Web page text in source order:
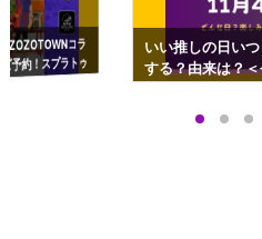
コラ
予約！スプラトゥ
ップも渋谷Hz
いい推しの日い
する？由来は？